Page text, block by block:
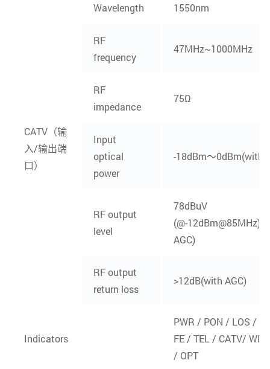
CATV（输
入/输出端
口）
Wavelength 1550nm
RF
frequency
47MHz~1000MHz
RF
impedance
75Ω
Input
optical
power
-18dBm～0dBm(with
RF output
level
78dBuV
(@-
AGC)
RF output
return loss
>12dB(with AGC)
Indicators
PWR / PON / LOS /
FE / TEL / CATV/
/ OPT